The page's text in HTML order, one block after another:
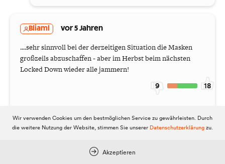
Bliaml vor 5 Jahren
....sehr sinnvoll bei der derzeitigen Situation die Masken
großzeils abzuschaffen - aber im Herbst beim nächsten
Locked Down wieder alle jammern!
9 18
idioten gewinnt man mit so einem kurs als wähler
Wir verwenden Cookies um den bestmöglichen Service zu gewährleisten. Durch
die weitere Nutzung der Website, stimmen Sie unserer Datenschutzerklärungzu.
Akzeptieren